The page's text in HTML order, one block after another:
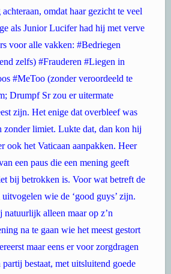
omdat haar gezicht te veel
als Junior Lucifer had hij met verve
voor alle vakken: #Bedriegen
zelfs) #Frauderen #Liegen in
#MeToo (zonder veroordeeld te
Drumpf Sr zou er uitermate
zijn. Het enige dat overbleef was
zonder limiet. Lukte dat, dan kon hij
ook het Vaticaan aanpakken. Heer
een paus die een mening geeft
bij betrokken is. Voor wat betreft de
wie de ‘good guys’ zijn.
alleen maar op z’n
na te gaan wie het meest gestort
maar eens er voor zorgdragen
partij bestaat, met uitsluitend goede